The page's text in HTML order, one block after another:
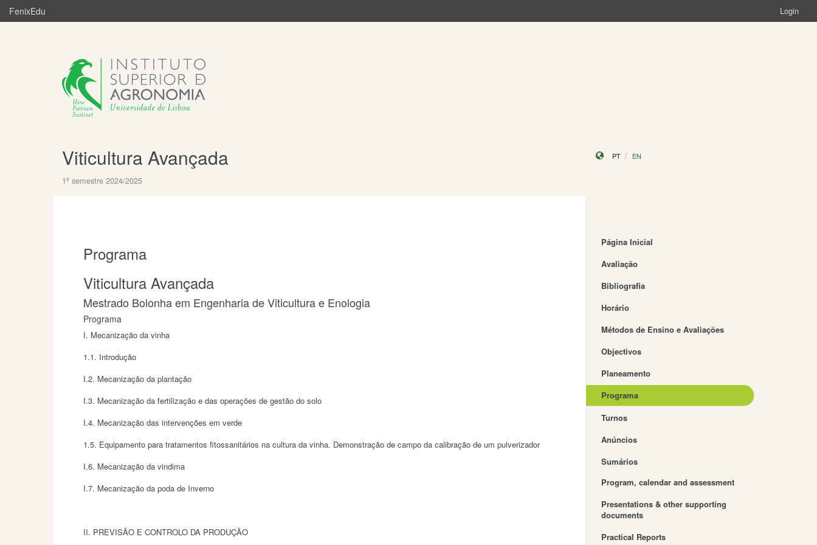
FenixEdu Login
Viticultura Avançada
1º semestre 2024/2025
PT EN
Programa
Viticultura Avançada
Mestrado Bolonha em Engenharia de Viticultura e Enologia
Programa
I. Mecanização da vinha
1.1. Introdução
I.2. Mecanização da plantação
I.3. Mecanização da fertilização e das operações de gestão do solo
I.4. Mecanização das intervenções em verde
1.5. Equipamento para tratamentos fitossanitários na cultura da vinha. Demonstração de campo da calibração de um pulverizador
I.6. Mecanização da vindima
I.7. Mecanização da poda de Inverno
II. PREVISÃO E CONTROLO DA PRODUÇÃO
Página Inicial
Avaliação
Bibliografia
Horário
Métodos de Ensino e Avaliações
Objectivos
Planeamento
Programa
Turnos
Anúncios
Sumários
Program, calendar and assessment
Presentations & other supporting
documents
Practical Reports